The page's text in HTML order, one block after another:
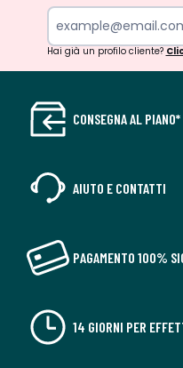
Hai già un profilo cliente?
CONSEGNA AL PIANO*
AIUTO E CONTATTI
PAGAMENTO 100%
14 GIORNI PER